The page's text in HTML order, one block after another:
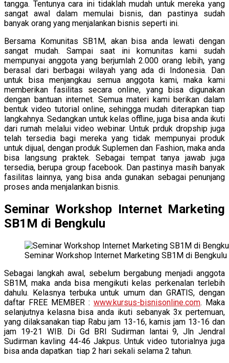
tangga. Tentunya cara ini tidaklah mudah untuk mereka yang
sangat awal dalam memulai bisnis, dan pastinya sudah
banyak orang yang menjalankan bisnis seperti ini.
Bersama Komunitas SB1M, akan bisa anda lewati dengan
sangat mudah. Sampai saat ini komunitas kami sudah
mempunyai anggota yang berjumlah 2.000 orang lebih, yang
berasal dari berbagai wilayah yang ada di Indonesia. Dan
untuk bisa menjangkau semua anggota kami, maka kami
memberikan fasilitas secara online, yang bisa digunakan
dengan bantuan internet. Semua materi kami berikan dalam
bentuk video tutorial online, sehingga mudah diterapkan tiap
langkahnya. Sedangkan untuk kelas offline, juga bisa anda ikuti
dari rumah melalui video webinar. Untuk prduk dropship juga
telah tersedia bagi mereka yang tidak mempunyai produk
untuk dijual, dengan produk Suplemen dan Fashion, maka anda
bisa langsung praktek. Sebagai tempat tanya jawab juga
tersedia, berupa group facebook. Dan pastinya masih banyak
fasilitas lainnya, yang bisa anda gunakan sebagai penunjang
proses anda menjalankan bisnis.
Seminar Workshop Internet Marketing
SB1M di Bengkulu
Seminar Workshop Internet Marketing SB1M di Bengkulu
Sebagai langkah awal, sebelum bergabung menjadi anggota
SB1M, maka anda bisa mengikuti kelas perkenalan terlebih
dahulu. Kelasnya terbuka untuk umum dan GRATIS, dengan
daftar FREE MEMBER : www.kursus-bisnisonline.com. Maka
selanjutnya kelasna bisa anda ikuti sebanyak 3x pertemuan,
yang dilaksanakan tiap Rabu jam 13-16, kamis jam 13-16 dan
jam 19-21 WIB. Di Gd BRI Sudirman lantai 9, Jln Jendral
Sudirman kavling 44-46 Jakpus. Untuk video tutorialnya juga
bisa anda dapatkan tiap 2 hari sekali selama 2 tahun.